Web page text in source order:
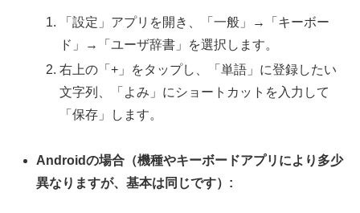
「設定」アプリを開き、「一般」→「キーボー
ド」→「ユーザ辞書」を選択します。
右上の「+」をタップし、「単語」に登録したい
文字列、「よみ」にショートカットを入力して
「保存」します。
Androidの場合（機種やキーボードアプリにより多少
異なりますが、基本は同じです）: